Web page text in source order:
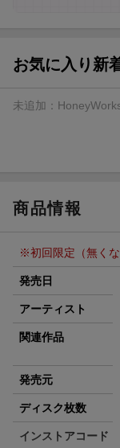
お気に入り新
未追加：
商品情報
※初回限定（無くな
発売日
アーティスト
関連作品
発売元
ディスク枚数
インストアコード